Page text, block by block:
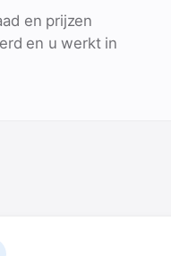
en prijzen
en u werkt in